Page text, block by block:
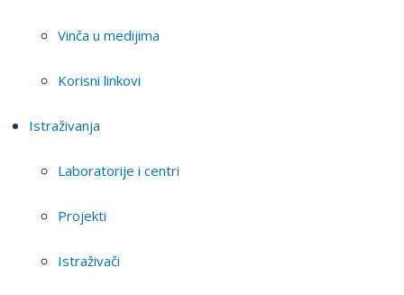
Vinča u medijima
Korisni linkovi
Istraživanja
Laboratorije i centri
Projekti
Istraživači